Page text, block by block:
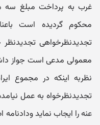
غرب به پرداخت مبلغ سه
محکوم گردیده است
تجدیدنظرخواهی تجدیدنظر
معمولی مدعی است جواز
نظربه اینکه در مجموع
تجدیدنظرخواه به عمل
عنه را ایجاب نماید ودادنامه